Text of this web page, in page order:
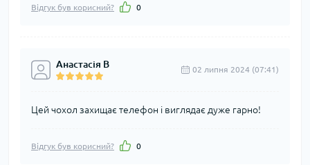
Відгук був корисний? 0
Анастасія В 02 липня 2024 (07:41)
Цей чохол захищає телефон і виглядає дуже гарно!
Відгук був корисний? 0